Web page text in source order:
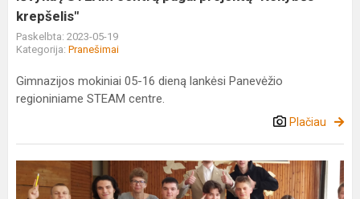
krepšelis"
Paskelbta: 2023-05-19
Kategorija: Pranešimai
Gimnazijos mokiniai 05-16 dieną lankėsi Panevėžio
regioniniame STEAM centre.
Plačiau
Projektas
„Kokybės